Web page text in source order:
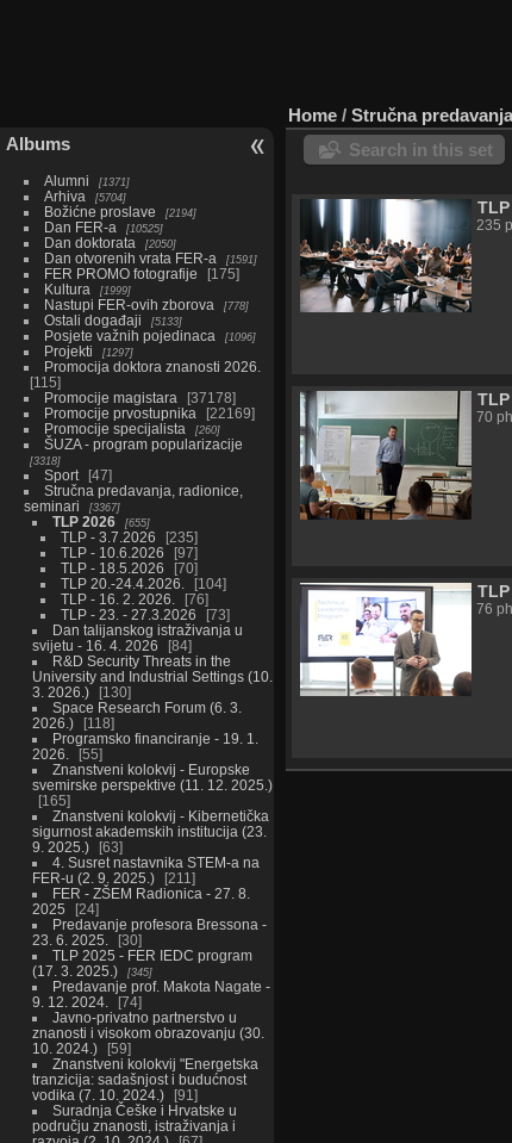
Albums
Alumni 1371
Arhiva 5704
Božićne proslave 2194
Dan FER-a 10525
Dan doktorata 2050
Dan otvorenih vrata FER-a 1591
FER PROMO fotografije
175
Kultura
1999
Nastupi FER-ovih zborova 778
Ostali događaji 5133
Posjete važnih pojedinaca 1096
Projekti 1297
Promocija doktora znanosti 2026.
115
Promocije magistara
37178
Promocije prvostupnika
22169
Promocije specijalista
260
ŠUZA - program popularizacije
3318
Sport
47
Stručna predavanja, radionice,
seminari
3367
TLP 2026 655
TLP - 3.7.2026
235
TLP - 10.6.2026
97
TLP - 18.5.2026
70
TLP 20.-24.4.2026.
104
TLP - 16. 2. 2026.
76
TLP - 23. - 27.3.2026
73
Dan talijanskog istraživanja u
svijetu - 16. 4. 2026
84
R&D Security Threats in the
University and Industrial Settings (10.
3. 2026.)
130
Space Research Forum (6. 3.
2026.)
118
Programsko financiranje - 19. 1.
2026.
55
Znanstveni kolokvij - Europske
svemirske perspektive (11. 12. 2025.)
165
Znanstveni kolokvij - Kibernetička
sigurnost akademskih institucija (23.
9. 2025.)
63
4. Susret nastavnika STEM-a na
FER-u (2. 9. 2025.)
211
FER - ZŠEM Radionica - 27. 8.
2025
24
Predavanje profesora Bressona -
23. 6. 2025.
30
TLP 2025 - FER IEDC program
(17. 3. 2025.)
345
Predavanje prof. Makota Nagate -
9. 12. 2024.
74
Javno-privatno partnerstvo u
znanosti i visokom obrazovanju (30.
10. 2024.)
59
Znanstveni kolokvij "Energetska
tranzicija: sadašnjost i budućnost
vodika (7. 10. 2024.)
91
Suradnja Češke i Hrvatske u
području znanosti, istraživanja i
Home / Stručna
Search in this set
235
70
76